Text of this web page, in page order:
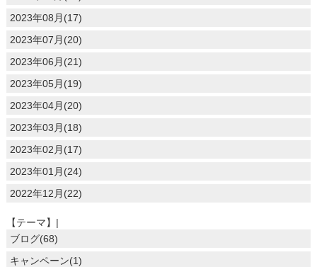
2023年08月(17)
2023年07月(20)
2023年06月(21)
2023年05月(19)
2023年04月(20)
2023年03月(18)
2023年02月(17)
2023年01月(24)
2022年12月(22)
【テーマ】|
ブログ(68)
キャンペーン(1)